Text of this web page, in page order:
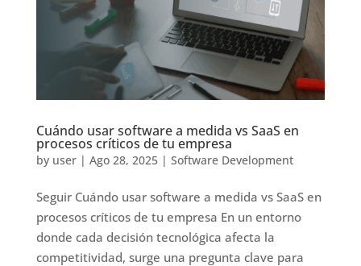
Cuándo usar software a medida vs SaaS en
procesos críticos de tu empresa
by user| Ago 28, 2025| Software Development
Seguir Cuándo usar software a medida vs SaaS en
procesos críticos de tu empresa En un entorno
donde cada decisión tecnológica afecta la
competitividad, surge una pregunta clave para